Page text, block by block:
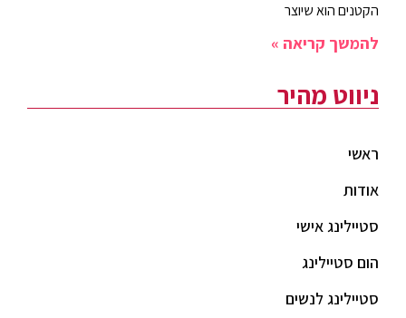
הקטנים הוא שיוצר
להמשך קריאה »
ניווט מהיר
ראשי
אודות
סטיילינג אישי
הום סטיילינג
סטיילינג לנשים